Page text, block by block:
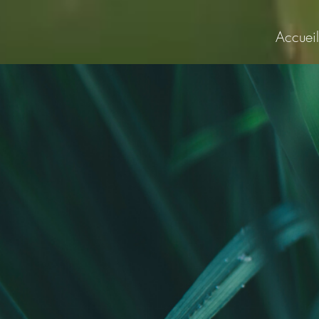
Accueil